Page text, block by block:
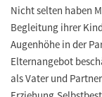
Nicht selten haben
Begleitung ihrer
Augenhöhe in der
Elternangebot
als Vater und